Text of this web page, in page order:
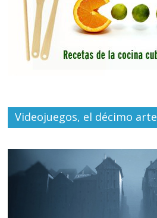
Videojuegos, el décimo arte